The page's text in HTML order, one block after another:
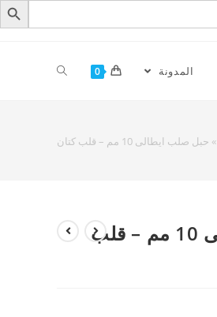
المدونة 0
» حبل صلب ايطالى 10 مم – قلب كتان
حبل صلب ايطالى 10 مم – قلب